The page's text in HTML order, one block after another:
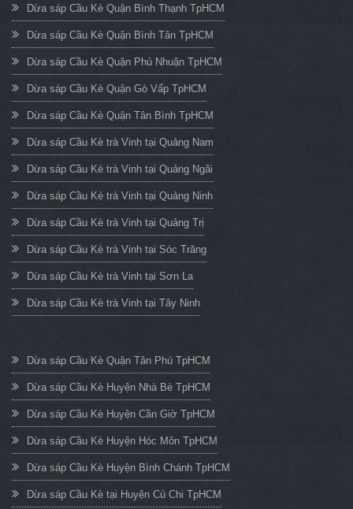
Dừa sáp Cầu Kè Quận Bình Thạnh TpHCM
Dừa sáp Cầu Kè Quận Bình Tân TpHCM
Dừa sáp Cầu Kè Quận Phú Nhuận TpHCM
Dừa sáp Cầu Kè Quận Gò Vấp TpHCM
Dừa sáp Cầu Kè Quận Tân Bình TpHCM
Dừa sáp Cầu Kè trà Vinh tại Quảng Nam
Dừa sáp Cầu Kè trà Vinh tại Quảng Ngãi
Dừa sáp Cầu Kè trà Vinh tại Quảng Ninh
Dừa sáp Cầu Kè trà Vinh tại Quảng Trị
Dừa sáp Cầu Kè trà Vinh tại Sóc Trăng
Dừa sáp Cầu Kè trà Vinh tại Sơn La
Dừa sáp Cầu Kè trà Vinh tại Tây Ninh
Dừa sáp Cầu Kè Quận Tân Phú TpHCM
Dừa sáp Cầu Kè Huyện Nhà Bè TpHCM
Dừa sáp Cầu Kè Huyện Cần Giờ TpHCM
Dừa sáp Cầu Kè Huyện Hóc Môn TpHCM
Dừa sáp Cầu Kè Huyện Bình Chánh TpHCM
Dừa sáp Cầu Kè tại Huyện Củ Chi TpHCM